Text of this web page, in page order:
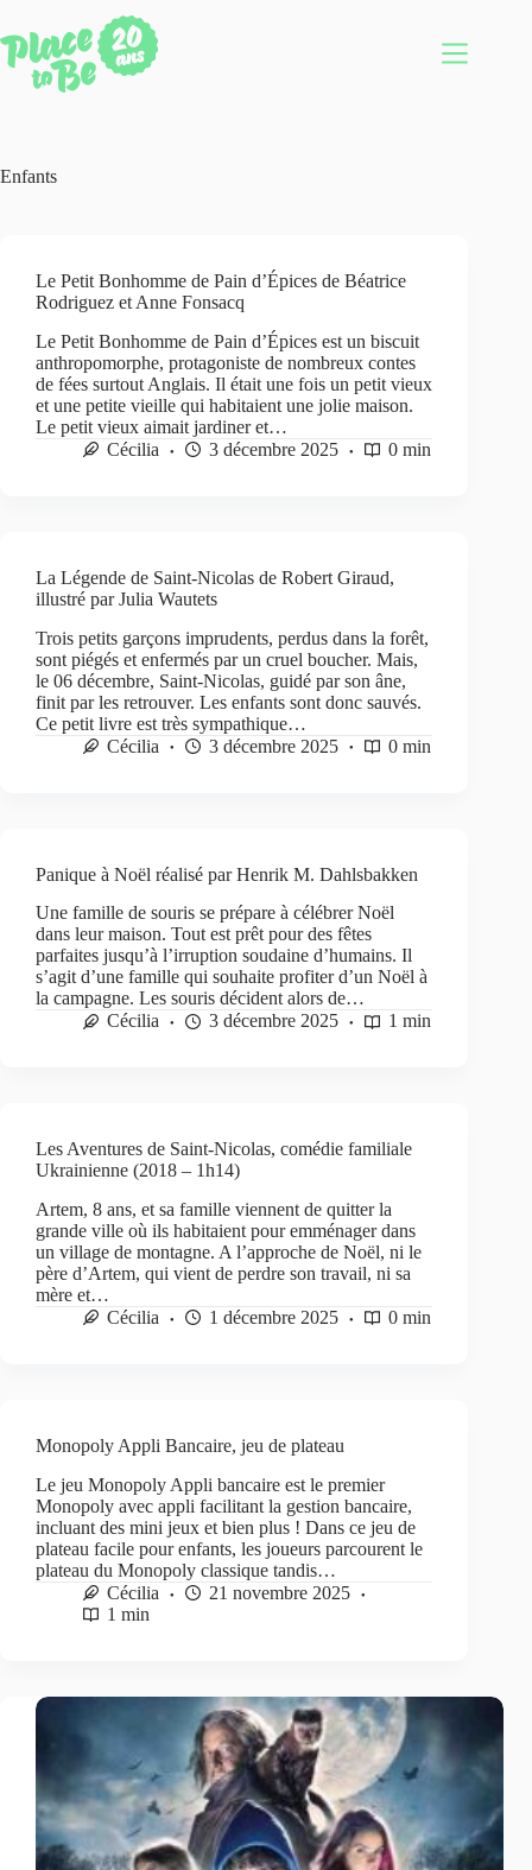
au
contenu
Enfants
Le Petit Bonhomme de Pain d’Épices de Béatrice
Rodriguez et Anne Fonsacq
Le Petit Bonhomme de Pain d’Épices est un biscuit
anthropomorphe, protagoniste de nombreux contes
de fées surtout Anglais. Il était une fois un petit vieux
et une petite vieille qui habitaient une jolie maison.
Le petit vieux aimait jardiner et…
Cécilia
3 décembre 2025 0 min
La Légende de Saint-Nicolas de Robert Giraud,
illustré par Julia Wautets
Trois petits garçons imprudents, perdus dans la forêt,
sont piégés et enfermés par un cruel boucher. Mais,
le 06 décembre, Saint-Nicolas, guidé par son âne,
finit par les retrouver. Les enfants sont donc sauvés.
Ce petit livre est très sympathique…
Cécilia
3 décembre 2025 0 min
Panique à Noël réalisé par Henrik M. Dahlsbakken
Une famille de souris se prépare à célébrer Noël
dans leur maison. Tout est prêt pour des fêtes
parfaites jusqu’à l’irruption soudaine d’humains. Il
s’agit d’une famille qui souhaite profiter d’un Noël à
la campagne. Les souris décident alors de…
Cécilia
3 décembre 2025 1 min
Les Aventures de Saint-Nicolas, comédie familiale
Ukrainienne (2018 – 1h14)
Artem, 8 ans, et sa famille viennent de quitter la
grande ville où ils habitaient pour emménager dans
un village de montagne. A l’approche de Noël, ni le
père d’Artem, qui vient de perdre son travail, ni sa
mère et…
Cécilia
1 décembre 2025 0 min
Monopoly Appli Bancaire, jeu de plateau
Le jeu Monopoly Appli bancaire est le premier
Monopoly avec appli facilitant la gestion bancaire,
incluant des mini jeux et bien plus ! Dans ce jeu de
plateau facile pour enfants, les joueurs parcourent le
plateau du Monopoly classique tandis…
Cécilia
21 novembre 2025
1 min